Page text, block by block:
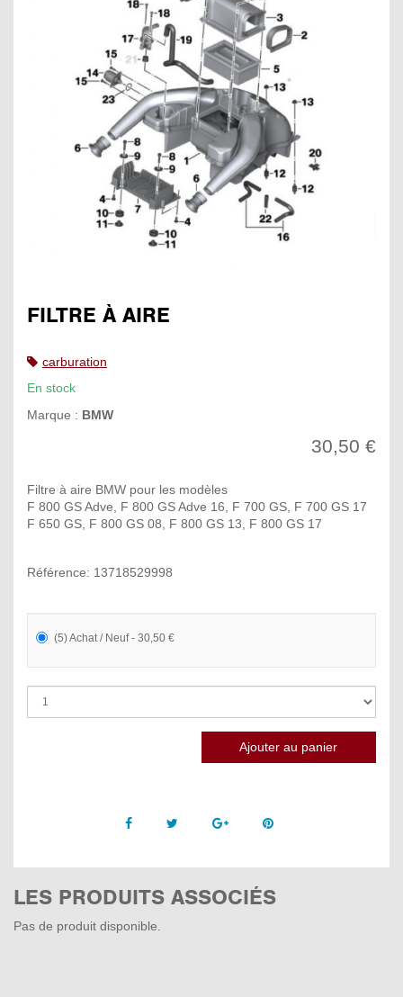
FILTRE À AIRE
carburation
En stock
Marque : BMW
30,50 €
Filtre à aire BMW pour les modèles
F 800 GS Adve, F 800 GS Adve 16, F 700 GS, F 700 GS 17
F 650 GS, F 800 GS 08, F 800 GS 13, F 800 GS 17
Référence: 13718529998
(5) Achat / Neuf - 30,50 €
Facebook Twitter Google +Pinterest
LES PRODUITS ASSOCIÉS
Pas de produit disponible.